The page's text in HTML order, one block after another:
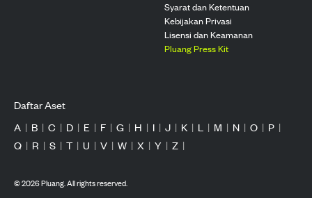
Syarat dan Ketentuan
Kebijakan Privasi
Lisensi dan Keamanan
Pluang Press Kit
Daftar Aset
A | B | C | D | E | F | G | H | I | J | K | L | M | N | O | P |
Q | R | S | T | U | V | W | X | Y | Z |
©2026Pluang. All rights reserved.